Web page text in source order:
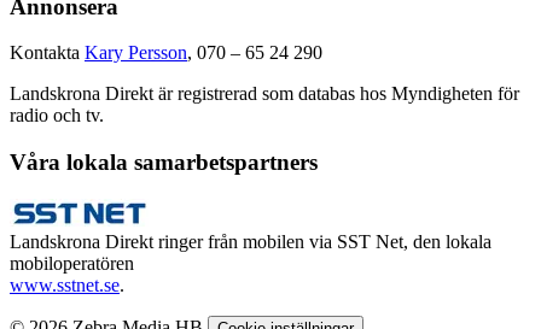
Annonsera
Kontakta Kary Persson, 070 – 65 24 290
Landskrona Direkt är registrerad som databas hos Myndigheten för
radio och tv.
Våra lokala samarbetspartners
Landskrona Direkt ringer från mobilen via SST Net, den lokala
mobiloperatören
www.sstnet.se.